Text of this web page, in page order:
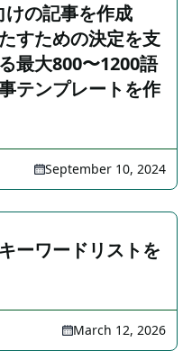
の記事を作成
すための決定を支
最大800〜1200語
テンプレートを作
September 10, 2024
ーワードリストを
March 12, 2026